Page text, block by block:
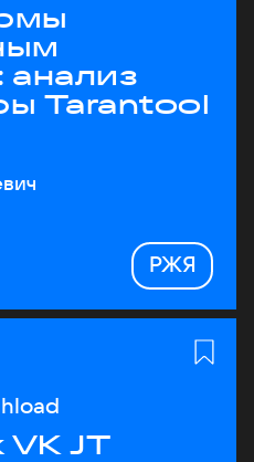
анализ
Tarantool
РЖЯ
JT